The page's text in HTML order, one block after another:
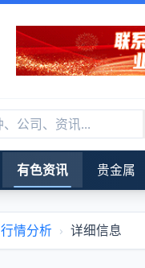
有色资讯 贵金属
行情分析 › 详细信息